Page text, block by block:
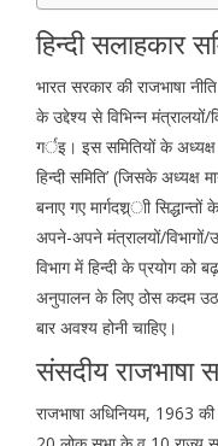
हिन्दी सलाहकार
भारत सरकार की राजभाषा
के उद्देश्य से विभिन्न मंत्रालयों/
गर्इ। इस समितियों के अध्यक्ष
हिन्दी समिति’ (जिसके अध्यक्ष
बनाए गए मार्गदश्र्ाी
अपने-अपने मंत्रालयों/विभागों/
विभाग में हिन्दी के प्रयोग को
अनुपालन के लिए ठोस कदम
बार अवश्य होनी चाहिए।
संसदीय राजभाषा
राजभाषा अधिनियम, 1963